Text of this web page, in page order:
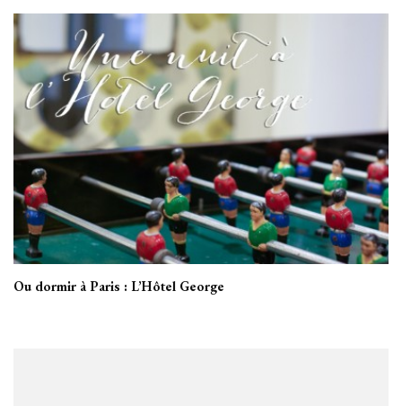
Ou dormir à Paris : L’Hôtel George